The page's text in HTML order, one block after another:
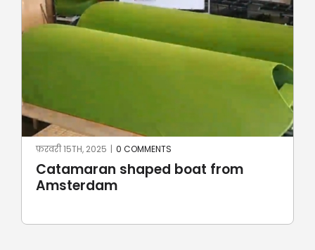
Catamaran shaped boat from
Amsterdam
फ़रवरी 15TH, 2025 | 0 COMMENTS